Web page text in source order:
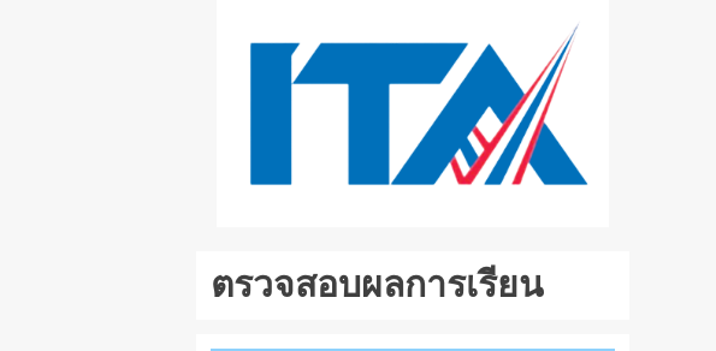
เพื่อ
เพิ่ม
หรือ
ระดับ
เสียง
ตรวจสอบผลการเรียน